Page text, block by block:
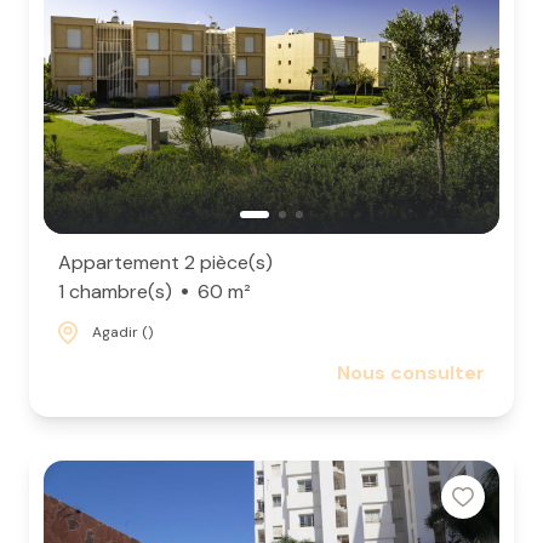
Appartement 2 pièce(s)
1 chambre(s)
60 m²
Agadir ()
Nous consulter